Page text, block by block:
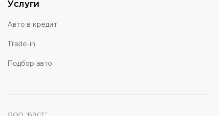
Услуги
Авто в кредит
Trade-in
Подбор авто
ООО "БЭСТ"